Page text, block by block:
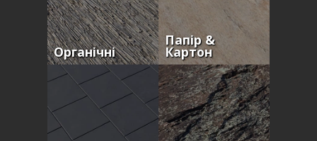
Органічні
Папір &
Картон